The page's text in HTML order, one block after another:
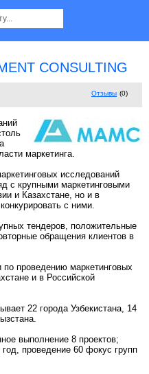
CONSULTING
Отзывы (0)
маркетинга.
исследований
с крупными маркетинговыми
и Казахстане, но и в
с ними.
тендеров, положительные
обращения клиентов в
проведению маркетинговых
и в Российской
22 города Узбекистана, 14
выполнение 8 проектов;
проведение 60 фокус групп